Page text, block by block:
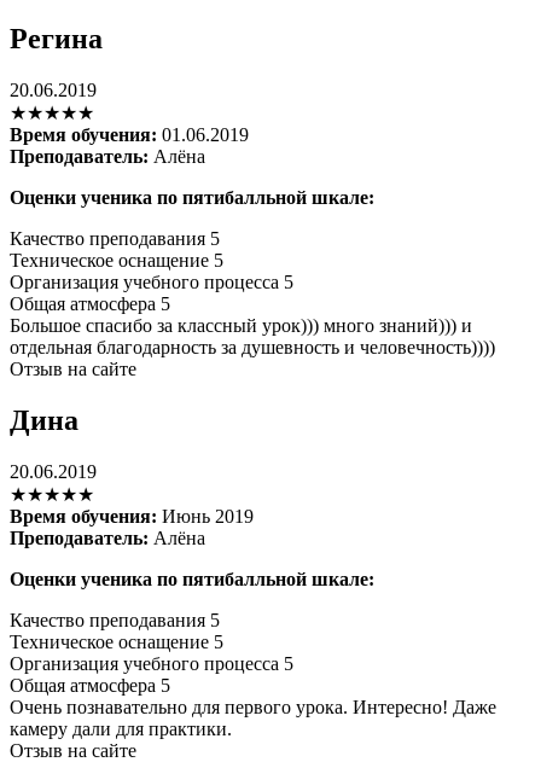
Регина
20.06.2019
★★★★★
Время обучения: 01.06.2019
Преподаватель: Алёна
Оценки ученика по пятибалльной шкале:
Качество преподавания 5
Техническое оснащение 5
Организация учебного процесса 5
Общая атмосфера 5
Большое спасибо за классный урок))) много знаний))) и
отдельная благодарность за душевность и человечность))))
Отзыв на сайте
Дина
20.06.2019
★★★★★
Время обучения: Июнь 2019
Преподаватель: Алёна
Оценки ученика по пятибалльной шкале:
Качество преподавания 5
Техническое оснащение 5
Организация учебного процесса 5
Общая атмосфера 5
Очень познавательно для первого урока. Интересно! Даже
камеру дали для практики.
Отзыв на сайте